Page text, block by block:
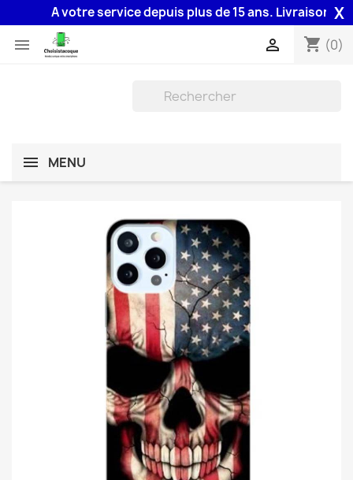
A votre service depuis plus de 15 ans. Livraison 48HX
 shopping_cart (0)

MENU